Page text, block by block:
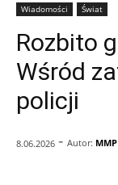
Wiadomości Świat
Rozbito
Wśród
policji
8.06.2026 - Autor: MMP